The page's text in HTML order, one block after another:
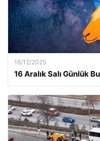
16/12/2025
16 Aralık Salı Günlük